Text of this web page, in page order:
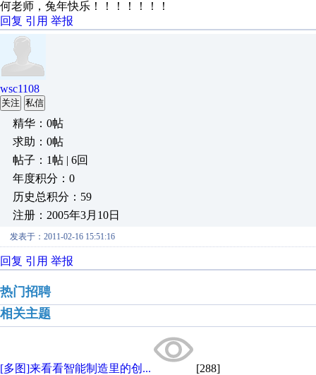
何老师，兔年快乐！！！！！！！
回复 引用 举报
wsc1108
关注 私信
精华：0帖
求助：0帖
帖子：1帖 | 6回
年度积分：0
历史总积分：59
注册：2005年3月10日
发表于：2011-02-16 15:51:16
回复 引用 举报
热门招聘
相关主题
[多图]来看看智能制造里的创... [288]